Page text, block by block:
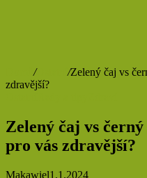
/Ostatní /Zelený čaj vs
zdravější?
Zelený čaj vs
pro vás zdravější?
Makawiel1.1.2024